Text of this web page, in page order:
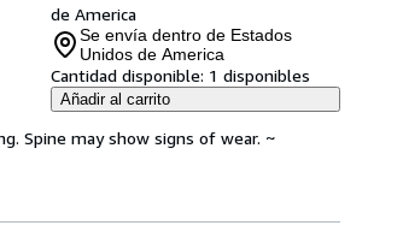
de America
Se envía dentro de Estados
Unidos de America
Cantidad disponible: 1 disponibles
Añadir al carrito
Spine may show signs of wear. ~